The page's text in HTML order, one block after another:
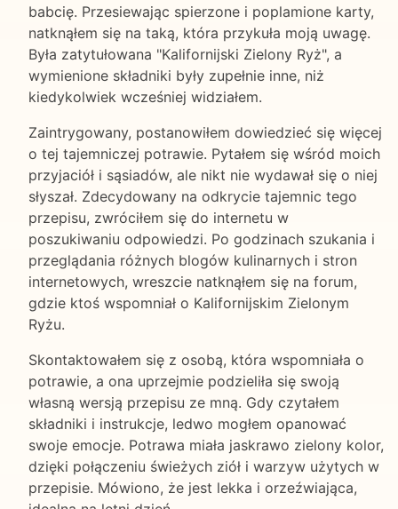
babcię. Przesiewając spierzone i poplamione karty,
natknąłem się na taką, która przykuła moją uwagę.
Była zatytułowana "Kalifornijski Zielony Ryż", a
wymienione składniki były zupełnie inne, niż
kiedykolwiek wcześniej widziałem.
Zaintrygowany, postanowiłem dowiedzieć się więcej
o tej tajemniczej potrawie. Pytałem się wśród moich
przyjaciół i sąsiadów, ale nikt nie wydawał się o niej
słyszał. Zdecydowany na odkrycie tajemnic tego
przepisu, zwróciłem się do internetu w
poszukiwaniu odpowiedzi. Po godzinach szukania i
przeglądania różnych blogów kulinarnych i stron
internetowych, wreszcie natknąłem się na forum,
gdzie ktoś wspomniał o Kalifornijskim Zielonym
Ryżu.
Skontaktowałem się z osobą, która wspomniała o
potrawie, a ona uprzejmie podzieliła się swoją
własną wersją przepisu ze mną. Gdy czytałem
składniki i instrukcje, ledwo mogłem opanować
swoje emocje. Potrawa miała jaskrawo zielony kolor,
dzięki połączeniu świeżych ziół i warzyw użytych w
przepisie. Mówiono, że jest lekka i orzeźwiająca,